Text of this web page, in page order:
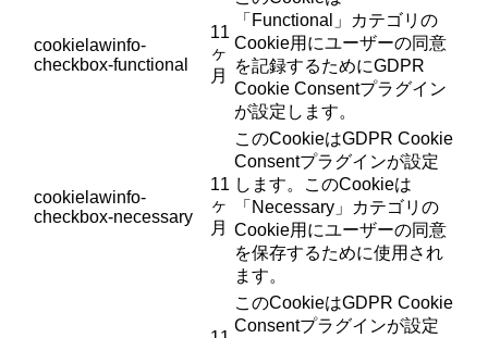
cookielawinfo-
checkbox-functional
11
ヶ
月
「Functional」カテゴリの
Cookie用にユーザーの同意
を記録するためにGDPR
Cookie Consentプラグイン
が設定します。
cookielawinfo-
checkbox-necessary
11
ヶ
月
このCookieはGDPR Cookie
Consentプラグインが設定
します。このCookieは
「Necessary」カテゴリの
Cookie用にユーザーの同意
を保存するために使用され
ます。
このCookieはGDPR Cookie
Consentプラグインが設定